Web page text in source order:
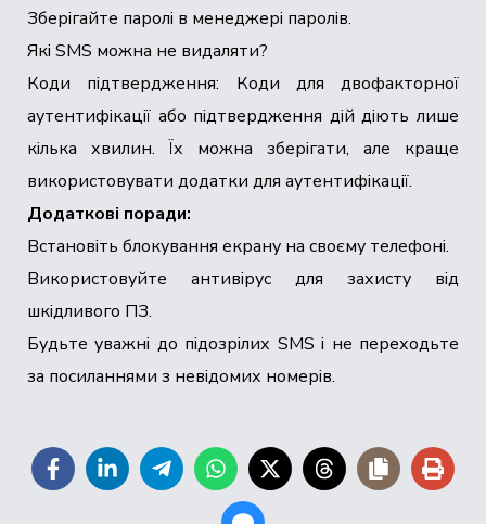
Зберігайте паролі в менеджері паролів.
Які SMS можна не видаляти?
Коди підтвердження: Коди для двофакторної
аутентифікації або підтвердження дій діють лише
кілька хвилин. Їх можна зберігати, але краще
використовувати додатки для аутентифікації.
Додаткові поради:
Встановіть блокування екрану на своєму телефоні.
Використовуйте антивірус для захисту від
шкідливого ПЗ.
Будьте уважні до підозрілих SMS і не переходьте
за посиланнями з невідомих номерів.